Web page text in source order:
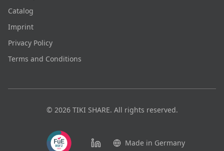
Catalog
Imprint
Privacy Policy
Terms and Conditions
© 2026TIKI SHARE. All rights reserved.
Made in Germany